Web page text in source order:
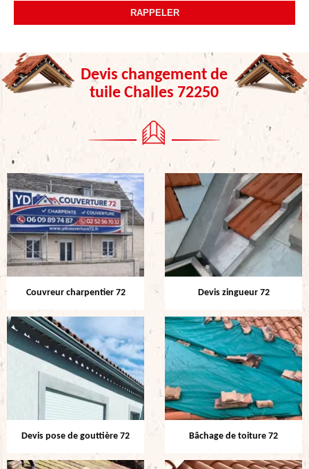
Devis changement de
tuile Challes 72250
Couvreur charpentier 72 Devis zingueur 72
Devis pose de gouttière 72 Bâchage de toiture 72